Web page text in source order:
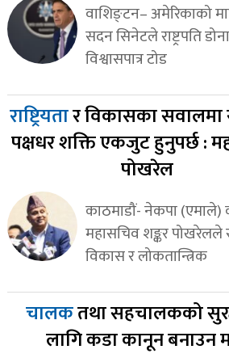
वाशिङ्टन– अमेरिकाको
सदन सिनेटले राष्ट्रपति
विश्वासपात्र टोड
राष्ट्रियतार विकासका सवालमा
पक्षधर शक्ति एकजुट हुनुपर्छ :
पोखरेल
काठमाडौं- नेकपा (एमाले)
महासचिव शङ्कर पोखरेलले
विकास र लोकतान्त्रिक
चालकतथा सहचालकको
लागि कडा कानून बनाउन